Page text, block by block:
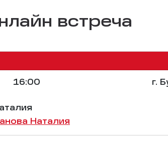
встреча
16:00 г.
Наталия